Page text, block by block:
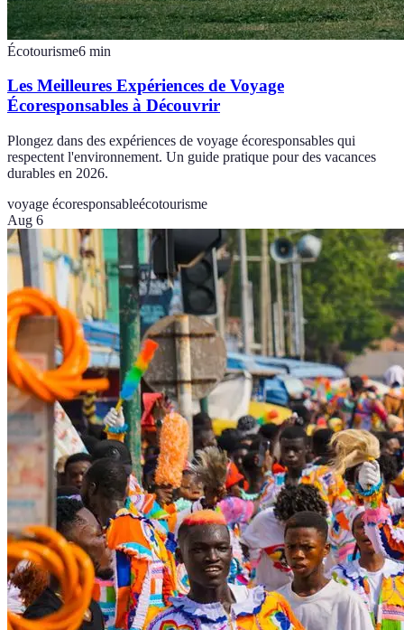
Écotourisme6 min
Les Meilleures Expériences de Voyage
Écoresponsables à Découvrir
Plongez dans des expériences de voyage écoresponsables qui
respectent l'environnement. Un guide pratique pour des vacances
durables en 2026.
voyage écoresponsableécotourisme
Aug 6